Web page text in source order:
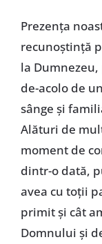
Prezența
recunoștință
la
de-acolo de
sânge și
Alături de
moment de
dintr-o dată,
avea cu toții
primit și cât
Domnului și